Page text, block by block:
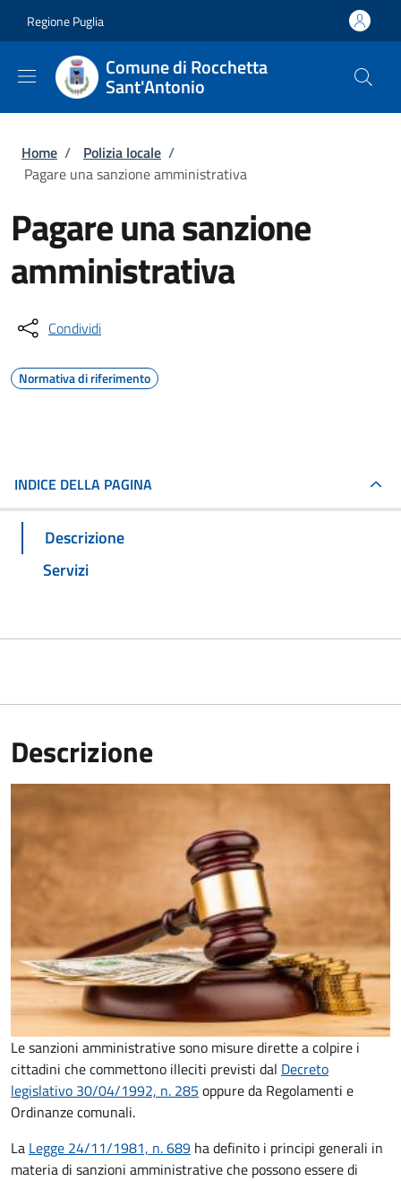
Regione Puglia
Comune di Rocchetta
Sant'Antonio
Briciole di pane
Home / Polizia locale /
Pagare una sanzione amministrativa
Pagare una sanzione
amministrativa
Condividi
Normativa di riferimento
INDICE DELLA PAGINA
Descrizione
Servizi
Descrizione
Le sanzioni amministrative sono misure dirette a colpire i
cittadini che commettono illeciti previsti dal Decreto
legislativo 30/04/1992, n. 285 oppure da Regolamenti e
Ordinanze comunali.
La Legge 24/11/1981, n. 689 ha definito i principi generali in
materia di sanzioni amministrative che possono essere di